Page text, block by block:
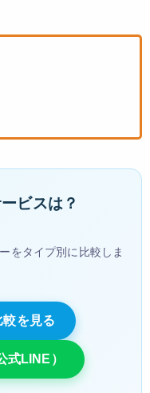
ビスは？
をタイプ別に比較しま
較を見る
式LINE）